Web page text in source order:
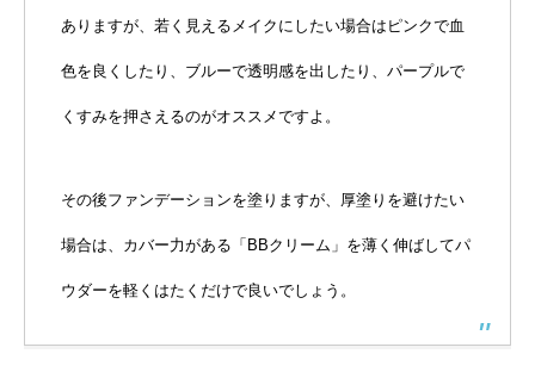
ありますが、若く見えるメイクにしたい場合はピンクで血
色を良くしたり、ブルーで透明感を出したり、パープルで
くすみを押さえるのがオススメですよ。
その後ファンデーションを塗りますが、厚塗りを避けたい
場合は、カバー力がある「BBクリーム」を薄く伸ばしてパ
ウダーを軽くはたくだけで良いでしょう。